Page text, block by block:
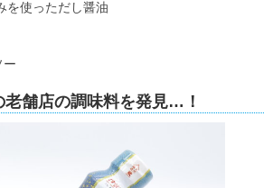
を使っただし醤油
ー
老舗店の調味料を発見…！